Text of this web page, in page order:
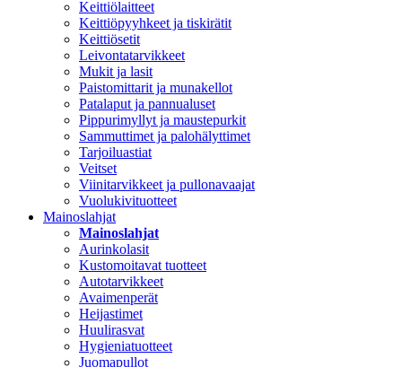
Keittiölaitteet
Keittiöpyyhkeet ja tiskirätit
Keittiösetit
Leivontatarvikkeet
Mukit ja lasit
Paistomittarit ja munakellot
Patalaput ja pannualuset
Pippurimyllyt ja maustepurkit
Sammuttimet ja palohälyttimet
Tarjoiluastiat
Veitset
Viinitarvikkeet ja pullonavaajat
Vuolukivituotteet
Mainoslahjat
Mainoslahjat
Aurinkolasit
Kustomoitavat tuotteet
Autotarvikkeet
Avaimenperät
Heijastimet
Huulirasvat
Hygieniatuotteet
Juomapullot